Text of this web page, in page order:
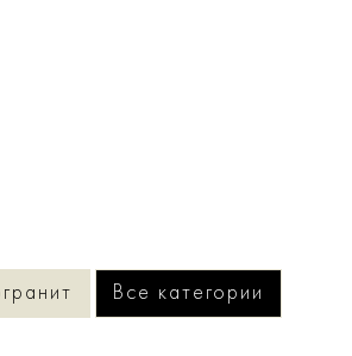
Все категории